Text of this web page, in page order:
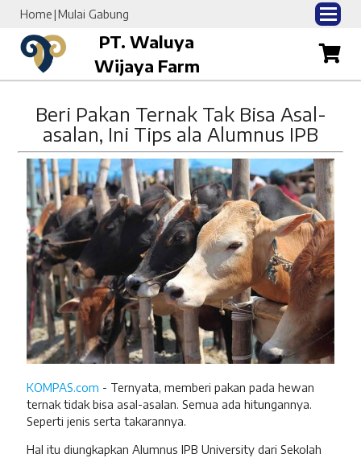
Home Mulai Gabung
PT. Waluya
Wijaya Farm
Beri Pakan Ternak Tak Bisa Asal-
asalan, Ini Tips ala Alumnus IPB
KOMPAS.com - Ternyata, memberi pakan pada hewan
ternak tidak bisa asal-asalan. Semua ada hitungannya.
Seperti jenis serta takarannya.
Hal itu diungkapkan Alumnus IPB University dari Sekolah